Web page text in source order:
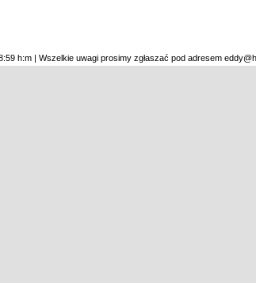
h:m | Wszelkie uwagi prosimy zgłaszać pod adresem